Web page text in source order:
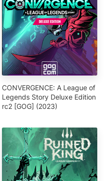
CONVERGENCE: A League of
Legends Story Deluxe Edition
rc2 [GOG] (2023)